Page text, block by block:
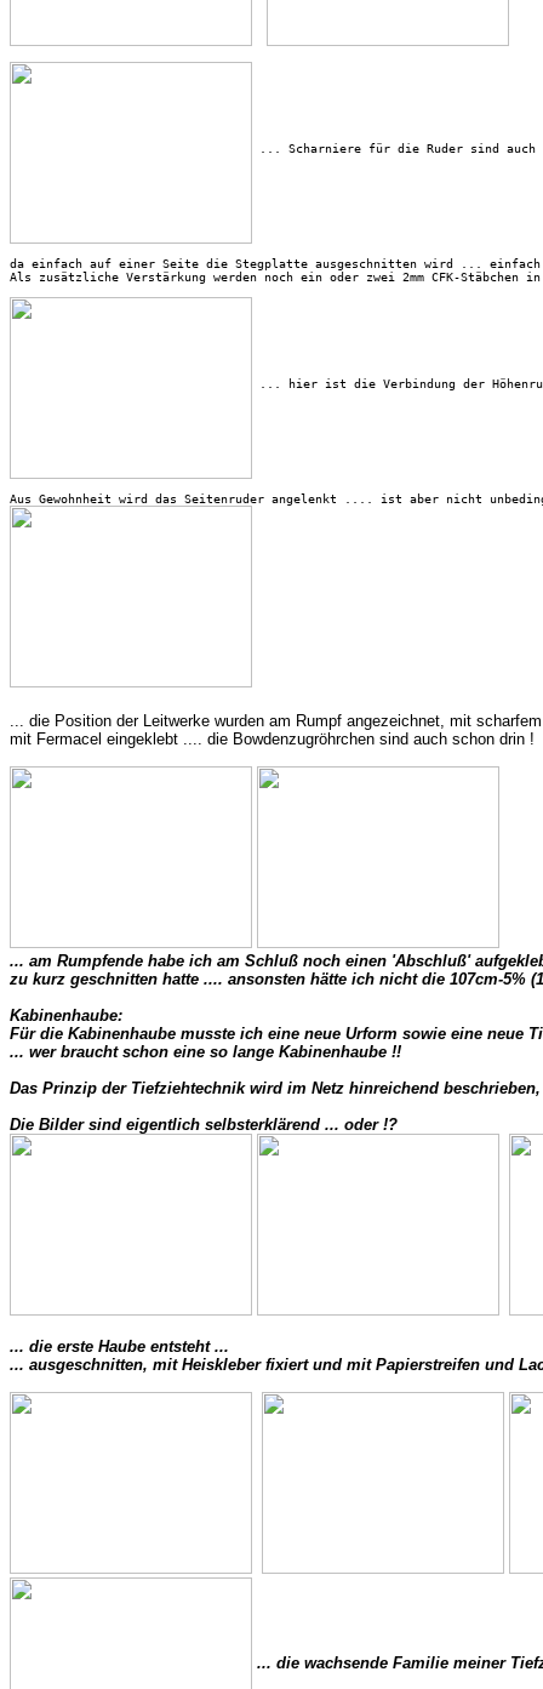
... Scharniere für die Ruder sind
da einfach auf einer Seite die Stegplatte ausgeschnitten wird ...
Als zusätzliche Verstärkung werden noch ein oder zwei 2mm CFK-
... hier ist die Verbindung der
... die Position der Leitwerke wurden am Rumpf angezeichnet, mit
mit Fermacel eingeklebt .... die Bowdenzugröhrchen sind auch schon drin !
... am Rumpfende habe ich am Schluß noch einen 'Abschluß'
zu kurz geschnitten hatte .... ansonsten hätte ich nicht die 107cm-5%
Kabinenhaube:
Für die Kabinenhaube musste ich eine neue Urform sowie eine
... wer braucht schon eine so lange Kabinenhaube !!
Das Prinzip der Tiefziehtechnik wird im Netz hinreichend
Die Bilder sind eigentlich selbsterklärend ... oder !?
... die erste Haube entsteht ...
... ausgeschnitten, mit Heiskleber fixiert und mit Papierstreifen und
... die wachsende Familie meiner